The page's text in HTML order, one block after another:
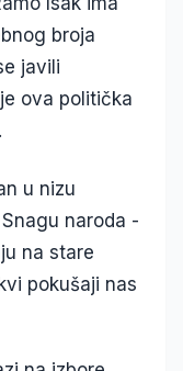
broja
javili
ova politička
u nizu
naroda -
na stare
pokušaji nas